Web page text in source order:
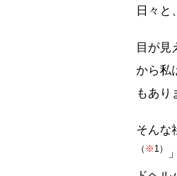
日々と
目が見
から私
もあり
そんな
（ ※ 1）